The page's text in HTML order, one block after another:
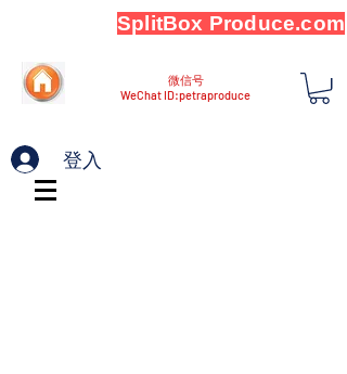
SplitBox Produce.com
微信号
WeChat ID:petraproduce
登入